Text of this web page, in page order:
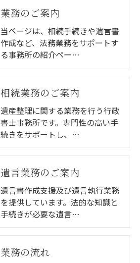
業務のご案内
当ページは、相続手続きや遺言書
作成など、法務業務をサポートす
る事務所の紹介ペー…
相続業務のご案内
遺産整理に関する業務を行う行政
書士事務所です。専門性の高い手
続きをサポートし、…
遺言業務のご案内
遺言書作成支援及び遺言執行業務
を提供しています。法的な知識と
手続きが必要な遺言…
業務の流れ